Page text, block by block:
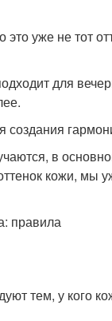
уже не тот
для
создания
в
кожи, мы
тем, у кого